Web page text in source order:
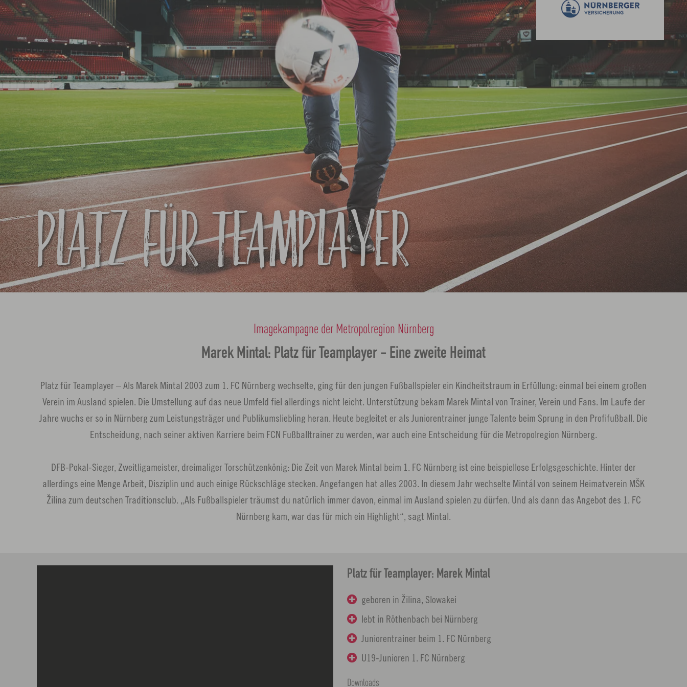
PLATZ FÜR TEAMPLAYER
Marek Mintal: Platz für Teamplayer - Eine zweite Heimat
Imagekampagne der Metropolregion Nürnberg
Platz für Teamplayer – Als Marek Mintal 2003 zum 1. FC Nürnberg wechselte, ging für den jungen Fußballspieler ein Kindheitstraum in Erfüllung: einmal bei einem großen
Verein im Ausland spielen. Die Umstellung auf das neue Umfeld fiel allerdings nicht leicht. Unterstützung bekam Marek Mintal von Trainer, Verein und Fans. Im Laufe der
Jahre wuchs er so in Nürnberg zum Leistungsträger und Publikumsliebling heran. Heute begleitet er als Juniorentrainer junge Talente beim Sprung in den Profifußball. Die
Entscheidung, nach seiner aktiven Karriere beim FCN Fußballtrainer zu werden, war auch eine Entscheidung für die Metropolregion Nürnberg.
DFB-Pokal-Sieger, Zweitligameister, dreimaliger Torschützenkönig: Die Zeit von Marek Mintal beim 1. FC Nürnberg ist eine beispiellose Erfolgsgeschichte. Hinter der
allerdings eine Menge Arbeit, Disziplin und auch einige Rückschläge stecken. Angefangen hat alles 2003. In diesem Jahr wechselte Mintál von seinem Heimatverein MŠK
Žilina zum deutschen Traditionsclub. „Als Fußballspieler träumst du natürlich immer davon, einmal im Ausland spielen zu dürfen. Und als dann das Angebot des 1. FC
Nürnberg kam, war das für mich ein Highlight“, sagt Mintal.
Platz für Teamplayer: Marek Mintal
geboren in Žilina, Slowakei
lebt in Röthenbach bei Nürnberg
Juniorentrainer beim 1. FC Nürnberg
U19-Junioren 1. FC Nürnberg
Downloads